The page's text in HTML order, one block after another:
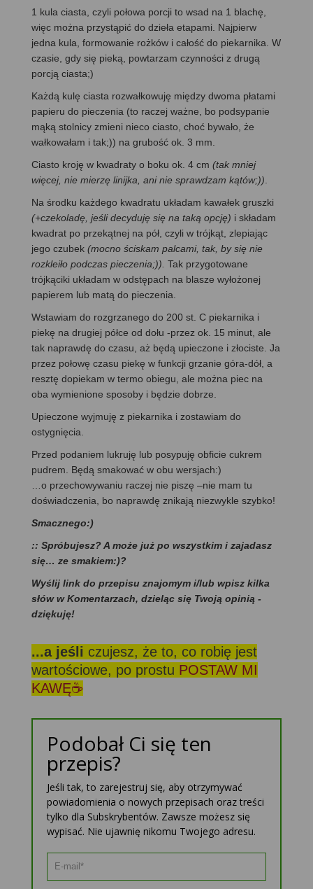
1 kula ciasta, czyli połowa porcji to wsad na 1 blachę,
więc można przystąpić do dzieła etapami. Najpierw
jedna kula, formowanie rożków i całość do piekarnika. W
czasie, gdy się pieką, powtarzam czynności z drugą
porcją ciasta;)
Każdą kulę ciasta rozwałkowuję między dwoma płatami
papieru do pieczenia (to raczej ważne, bo podsypanie
mąką stolnicy zmieni nieco ciasto, choć bywało, że
wałkowałam i tak;)) na grubość ok. 3 mm.
Ciasto kroję w kwadraty o boku ok. 4 cm (tak mniej
więcej, nie mierzę linijka, ani nie sprawdzam kątów;))
Na środku każdego kwadratu układam kawałek gruszki
(+czekoladę, jeśli decyduję się na taką opcję) i składam
kwadrat po przekątnej na pół, czyli w trójkąt, zlepiając
jego czubek (mocno ściskam palcami, tak, by się nie
rozkleiło podczas pieczenia;)). Tak przygotowane
trójkąciki układam w odstępach na blasze wyłożonej
papierem lub matą do pieczenia.
Wstawiam do rozgrzanego do 200 st. C piekarnika i
piekę na drugiej półce od dołu -przez ok. 15 minut, ale
tak naprawdę do czasu, aż będą upieczone i złociste. Ja
przez połowę czasu piekę w funkcji grzanie góra-dół, a
resztę dopiekam w termo obiegu, ale można piec na
oba wymienione sposoby i będzie dobrze.
Upieczone wyjmuję z piekarnika i zostawiam do
ostygnięcia.
Przed podaniem lukruję lub posypuję obficie cukrem
pudrem. Będą smakować w obu wersjach:)
…o przechowywaniu raczej nie piszę –nie mam tu
doświadczenia, bo naprawdę znikają niezwykle szybko!
Smacznego:)
:: Spróbujesz? A może już po wszystkim i zajadasz
się… ze smakiem:)?
Wyślij link do przepisu znajomym i/lub wpisz kilka
słów w Komentarzach, dzieląc się Twoją opinią -
dziękuję!
...a jeśli czujesz, że to, co robię jest
wartościowe, po prostu POSTAW MI
KAWĘ☕
Podobał Ci się ten
przepis?
Jeśli tak, to zarejestruj się, aby otrzymywać
powiadomienia o nowych przepisach oraz treści
tylko dla Subskrybentów. Zawsze możesz się
wypisać. Nie ujawnię nikomu Twojego adresu.